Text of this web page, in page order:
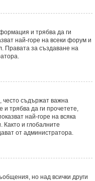
и трябва да ги
най-горе на всеки форум и
Правата за създаване на
често съдържат важна
трябва да ги прочетете,
най-горе на всяка
Както и глобалните
от администратора.
но над всички други